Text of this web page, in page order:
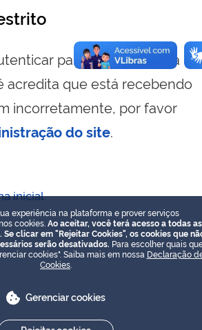
para visualizar essa
acredita que está recebendo
incorretamente, por favor
do site.
inicial
experiência na plataforma e prover serviços
cookies. Ao aceitar, você terá acesso a todas as
clicar em "Rejeitar Cookies", os cookies que
serão desativados. Para escolher quais
cookies". Saiba mais em nossa Declaração
Cookies
Gerenciar cookies